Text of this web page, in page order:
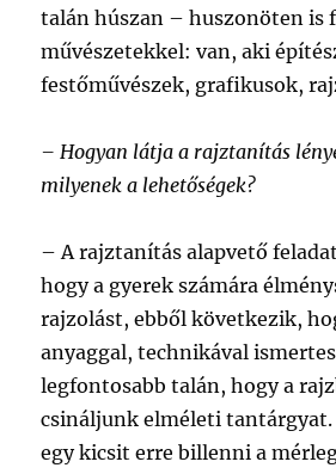
talán húszan – huszonöten is
művészetekkel: van, aki
festőművészek, grafikusok,
– Hogyan látja a rajztanítás
milyenek a lehetőségek?
– A rajztanítás alapvető
hogy a gyerek számára
rajzolást, ebből következik,
anyaggal, technikával
legfontosabb talán, hogy a
csináljunk elméleti tantárgyat.
egy kicsit erre billenni a